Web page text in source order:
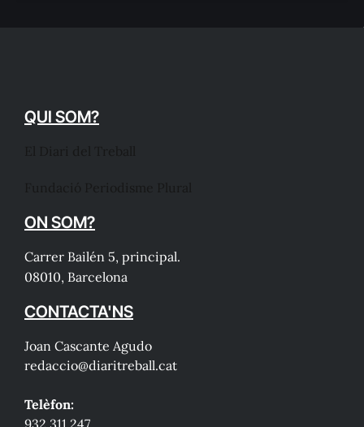
QUI SOM?
ON SOM?
Carrer Bailén 5, principal.
08010, Barcelona
CONTACTA'NS
Joan Cascante Agudo
redaccio@diaritreball.cat
Telèfon:
932 311 247